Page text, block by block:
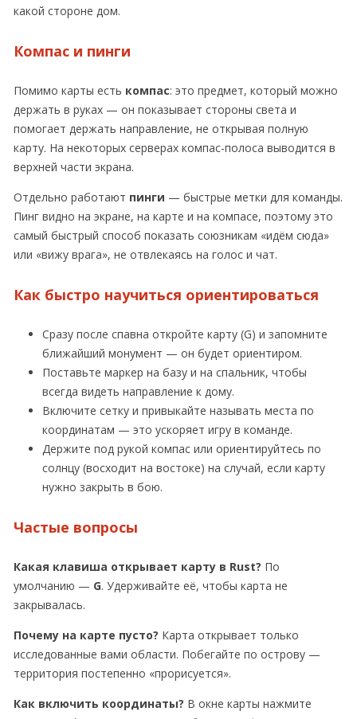
какой стороне дом.
Компас и пинги
Помимо карты есть компас: это предмет, который можно
держать в руках — он показывает стороны света и
помогает держать направление, не открывая полную
карту. На некоторых серверах компас-полоса выводится в
верхней части экрана.
Отдельно работают пинги — быстрые метки для команды.
Пинг видно на экране, на карте и на компасе, поэтому это
самый быстрый способ показать союзникам «идём сюда»
или «вижу врага», не отвлекаясь на голос и чат.
Как быстро научиться ориентироваться
Сразу после спавна откройте карту (G) и запомните
ближайший монумент — он будет ориентиром.
Поставьте маркер на базу и на спальник, чтобы
всегда видеть направление к дому.
Включите сетку и привыкайте называть места по
координатам — это ускоряет игру в команде.
Держите под рукой компас или ориентируйтесь по
солнцу (восходит на востоке) на случай, если карту
нужно закрыть в бою.
Частые вопросы
Какая клавиша открывает карту в Rust? По
умолчанию — G. Удерживайте её, чтобы карта не
закрывалась.
Почему на карте пусто? Карта открывает только
исследованные вами области. Побегайте по острову —
территория постепенно «прорисуется».
Как включить координаты? В окне карты нажмите